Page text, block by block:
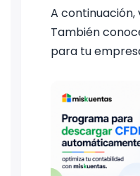
A continuación,
También
para tu